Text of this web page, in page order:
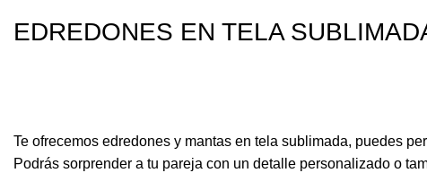
EDREDONES EN TELA
Te ofrecemos edredones y mantas en tela sublimada, puedes
Podrás sorprender a tu pareja con un detalle personalizado o